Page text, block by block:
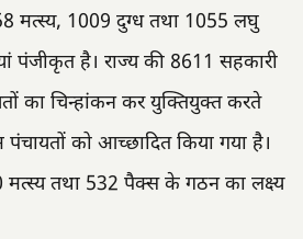
मत्स्य, 1009 दुग्ध तथा 1055 लघु
पंजीकृत है। राज्य की 8611 सहकारी
का चिन्हांकन कर युक्तियुक्त करते
पंचायतों को आच्छादित किया गया है।
मत्स्य तथा 532 पैक्स के गठन का लक्ष्य